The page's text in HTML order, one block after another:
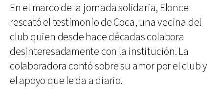
En el marco de la jornada solidaria, Elonce
rescató el testimonio de Coca, una vecina del
club quien desde hace décadas colabora
desinteresadamente con la institución. La
colaboradora contó sobre su amor por el club y
el apoyo que le da a diario.